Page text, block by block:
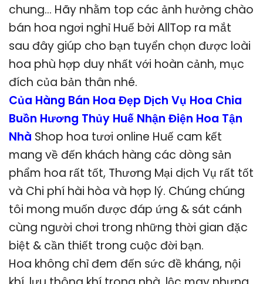
chung… Hãy nhằm top các ảnh hưởng chào
bán hoa ngơi nghỉ Huế bởi AllTop ra mắt
sau đây giúp cho bạn tuyển chọn được loài
hoa phù hợp duy nhất với hoàn cảnh, mục
đích của bản thân nhé.
Của Hàng Bán Hoa Đẹp Dịch Vụ Hoa Chia
Buồn Hương Thủy Huế Nhận Điện Hoa Tận
Nhà Shop hoa tươi online Huế cam kết
mang về đến khách hàng các dòng sản
phẩm hoa rất tốt, Thương Mại dịch Vụ rất tốt
và Chi phí hài hòa và hợp lý. Chúng chúng
tôi mong muốn được đáp ứng & sát cánh
cùng người chơi trong những thời gian đặc
biệt & cần thiết trong cuộc đời bạn.
Hoa không chỉ đem đến sức đề kháng, nội